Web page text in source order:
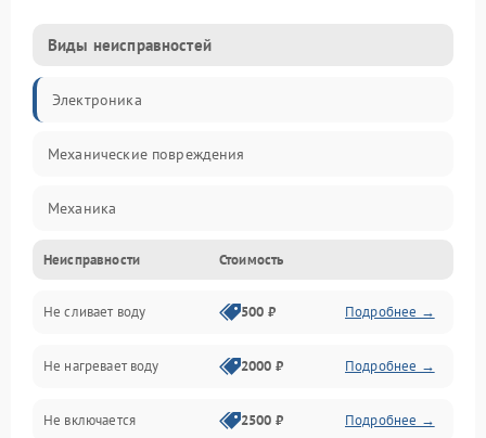
Виды неисправностей
Электроника
Механические повреждения
Механика
Управление
Электропитание
Датчики
Нагрев
Неисправности Стоимость
Не сливает воду 500 ₽ Подробнее →
Не нагревает воду 2000 ₽ Подробнее →
Не включается 2500 ₽ Подробнее →